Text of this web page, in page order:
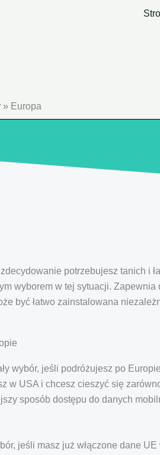
» Europa
potrzebujesz tanich i
wyborem w tej sytuacji.
być łatwo zainstalowana
wybór, jeśli podróżujesz po
w USA i chcesz cieszyć się
sposób dostępu do danych
jeśli masz już włączone dane